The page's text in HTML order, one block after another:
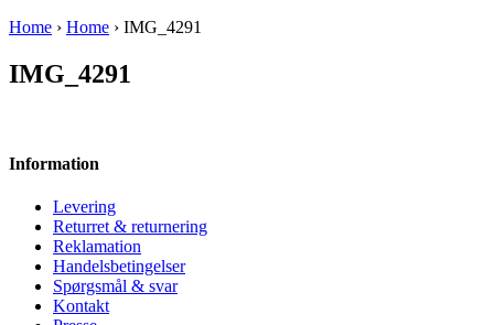
Home › Home › IMG_4291
IMG_4291
Information
Levering
Returret & returnering
Reklamation
Handelsbetingelser
Spørgsmål & svar
Kontakt